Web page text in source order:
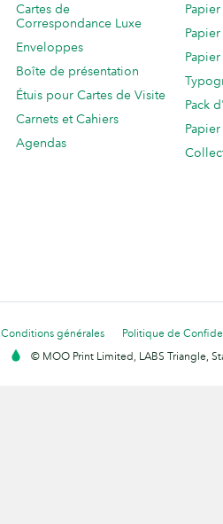
Cartes de
Correspondance Luxe
Enveloppes
Boîte de présentation
Étuis pour Cartes de Visite
Carnets et Cahiers
Agendas
Pack
Conditions générales
Politique de
© MOO Print Limited, LABS Triangle,